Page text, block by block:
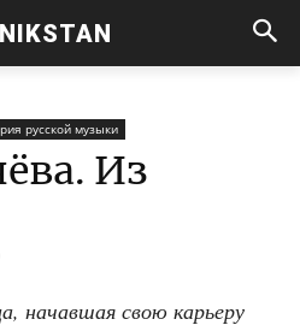
русской музыки
Из
начав­шая свою карье­ру